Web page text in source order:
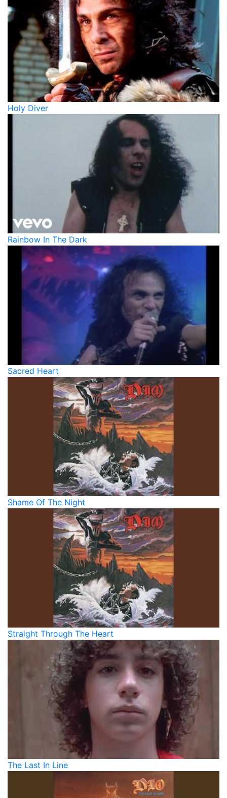
Holy Diver
Rainbow In The Dark
Sacred Heart
Shame Of The Night
Straight Through The Heart
The Last In Line